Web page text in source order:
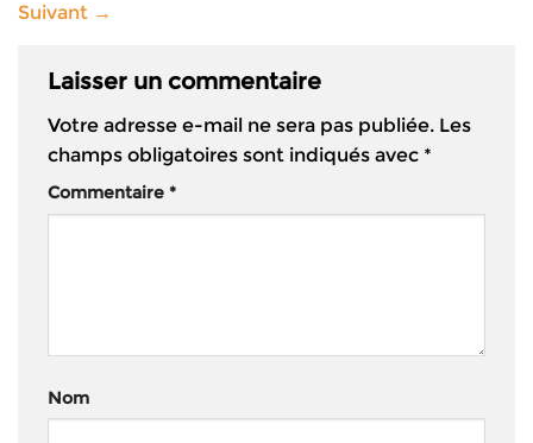
Suivant →
Laisser un commentaire
Votre adresse e-mail ne sera pas publiée. Les
champs obligatoires sont indiqués avec *
Commentaire *
Nom